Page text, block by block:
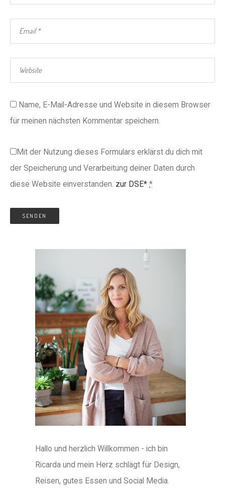
Name, E-Mail-Adresse und Website in diesem Browser
für meinen nächsten Kommentar speichern.
Mit der Nutzung dieses Formulars erklärst du dich mit
der Speicherung und Verarbeitung deiner Daten durch
diese Website einverstanden. zur DSE* *
Hallo und herzlich Willkommen - ich bin
Ricarda und mein Herz schlägt für Design,
Reisen, gutes Essen und Social Media.